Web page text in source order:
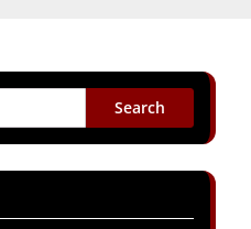
Search